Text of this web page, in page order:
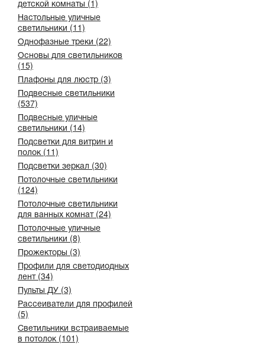
детской комнаты (1)
Настольные уличные
светильники (11)
Однофазные треки (22)
Основы для светильников
(15)
Плафоны для люстр (3)
Подвесные светильники
(537)
Подвесные уличные
светильники (14)
Подсветки для витрин и
полок (11)
Подсветки зеркал (30)
Потолочные светильники
(124)
Потолочные светильники
для ванных комнат (24)
Потолочные уличные
светильники (8)
Прожекторы (3)
Профили для светодиодных
лент (34)
Пульты ДУ (3)
Рассеиватели для профилей
(5)
Светильники встраиваемые
в потолок (101)